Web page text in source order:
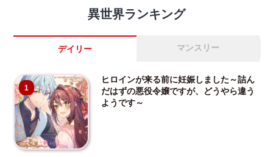
異世界ランキング
デイリー マンスリー
1
ヒロインが来る前に妊娠しました～詰ん
だはずの悪役令嬢ですが、どうやら違う
ようです～